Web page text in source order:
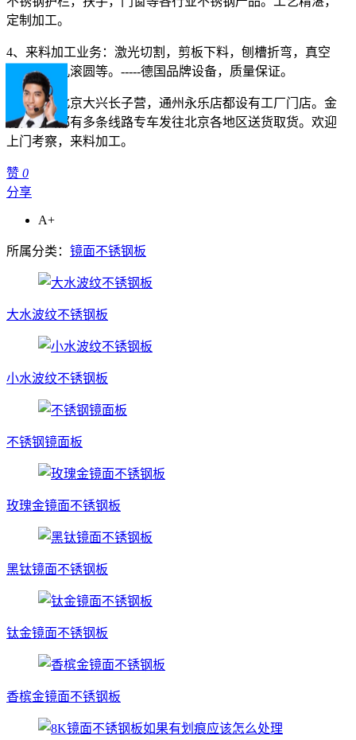
定制加工。
4、来料加工业务：激光切割，剪板下料，刨槽折弯，真空
镀钛，冲孔滚圆等。-----德国品牌设备，质量保证。
金利恒在北京大兴长子营，通州永乐店都设有工厂门店。金
利恒每天都有多条线路专车发往北京各地区送货取货。欢迎
上门考察，来料加工。
赞 0
分享
A+
所属分类： 镜面不锈钢板
大水波纹不锈钢板
小水波纹不锈钢板
不锈钢镜面板
玫瑰金镜面不锈钢板
黑钛镜面不锈钢板
钛金镜面不锈钢板
香槟金镜面不锈钢板